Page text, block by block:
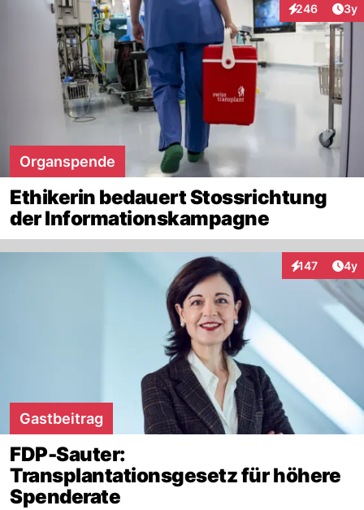
246
Interaktionen
3y
Organspende
Ethikerin bedauert Stossrichtung
der Informationskampagne
147
Interaktionen
4y
Gastbeitrag
FDP-Sauter:
Transplantationsgesetz für höhere
Spenderate